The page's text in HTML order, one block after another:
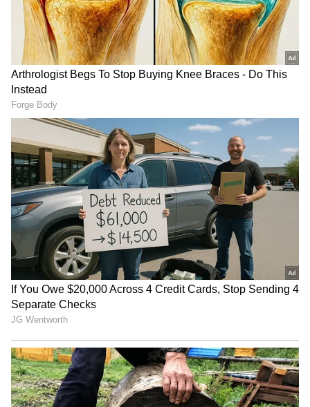
பத்தாயிரம் கோடி நட்சத்திரங்கள் உள்ளன.
ஒவ்வொரு நட்சத்திரமும் ஒரு சூரியனே
ஆகும்.
• இந்த விண்மீன் மண்டலத்தைப் போல்
பிரபஞ்சத்தில் கிட்டத்தட்ட பத்தாயிரம் கோடி
விண்மீன் மண்டலங்கள் உள்ளன.
• ஒட்டுமொத்தமாக நமது பிரபஞ்சத்தில்
உள்ள நட்சத்திரங்களின் எண்ணிக்கை
தோராயமாக பத்தாயிரம் கோடியையும்
பத்தாயிரம் கோடியையும் பெருக்கினால்
வரும் தொகை ஆகும்.
நியூட்டனின் ஈர்ப்பு விதிப்படி, ஒவ்வொரு
நிறையும் (Mass) அடுத்த நிறையைத் தன்
பூமிக்கும் பிற கோள்களுக்கும் இடையே
உள்ள ஈர்ப்பு விசையின் தாக்கம் பூமியில்
உள்ள உயிரினங்கள் மீது நேரடியாகப்